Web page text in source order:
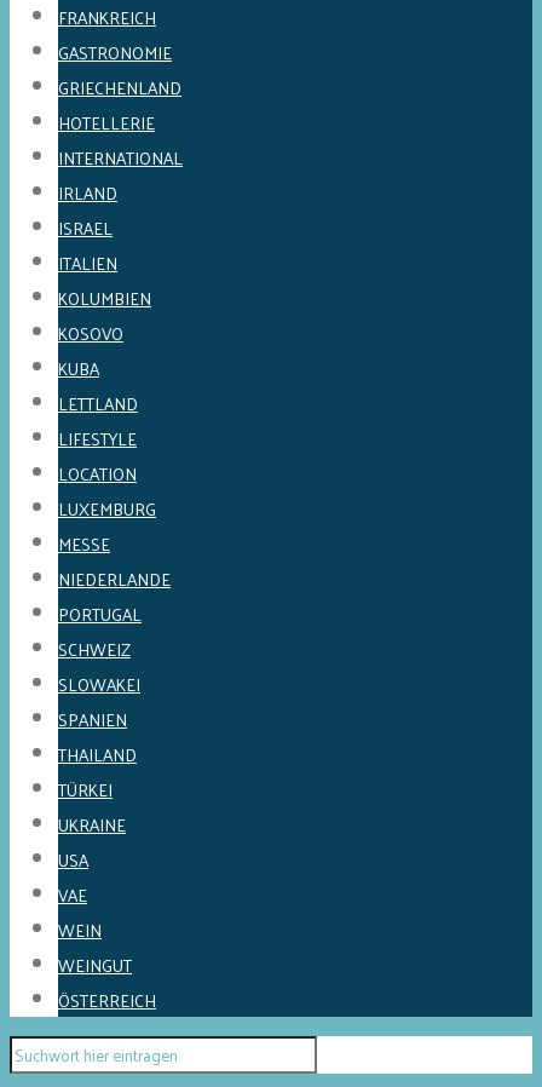
FRANKREICH
GASTRONOMIE
GRIECHENLAND
HOTELLERIE
INTERNATIONAL
IRLAND
ISRAEL
ITALIEN
KOLUMBIEN
KOSOVO
KUBA
LETTLAND
LIFESTYLE
LOCATION
LUXEMBURG
MESSE
NIEDERLANDE
PORTUGAL
SCHWEIZ
SLOWAKEI
SPANIEN
THAILAND
TÜRKEI
UKRAINE
USA
VAE
WEIN
WEINGUT
ÖSTERREICH